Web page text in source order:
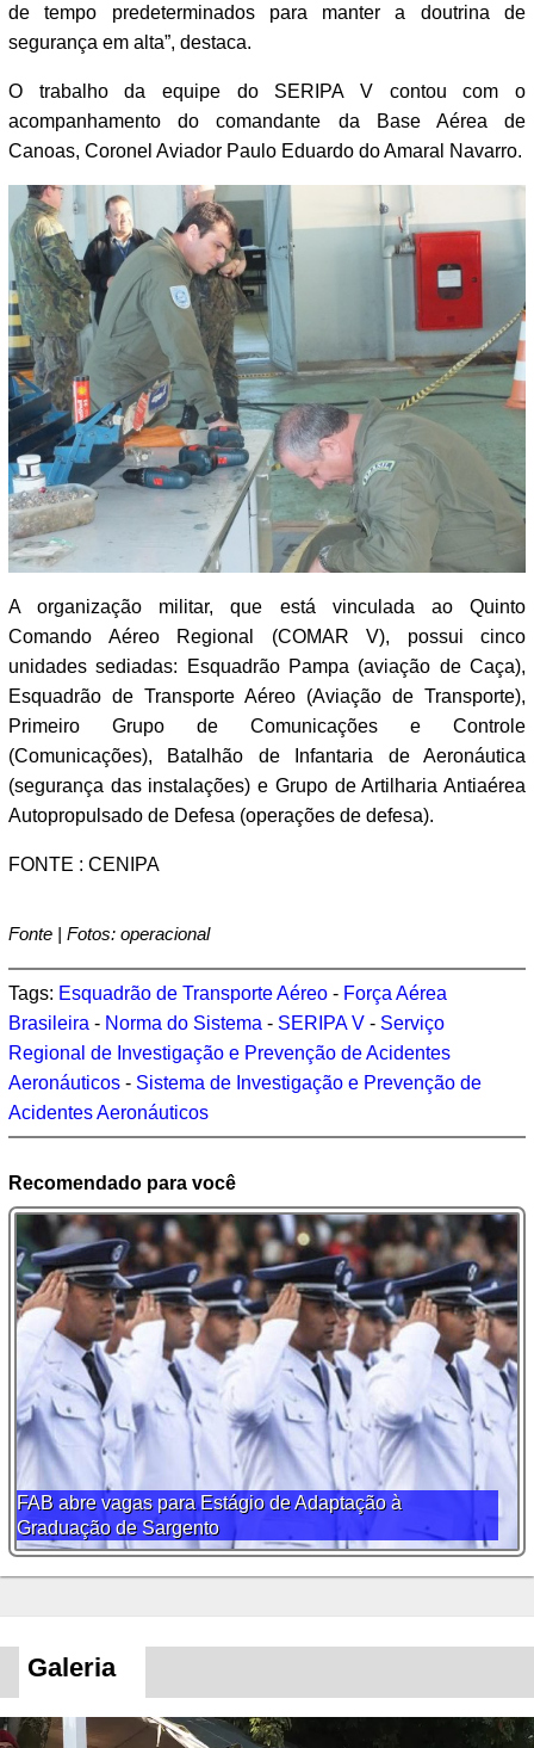
de tempo predeterminados para manter a doutrina de
segurança em alta”, destaca.
O trabalho da equipe do SERIPA V contou com o
acompanhamento do comandante da Base Aérea de
Canoas, Coronel Aviador Paulo Eduardo do Amaral Navarro.
A organização militar, que está vinculada ao Quinto
Comando Aéreo Regional (COMAR V), possui cinco
unidades sediadas: Esquadrão Pampa (aviação de Caça),
Esquadrão de Transporte Aéreo (Aviação de Transporte),
Primeiro Grupo de Comunicações e Controle
(Comunicações), Batalhão de Infantaria de Aeronáutica
(segurança das instalações) e Grupo de Artilharia Antiaérea
Autopropulsado de Defesa (operações de defesa).
FONTE : CENIPA
Fonte | Fotos: operacional
Tags: Esquadrão de Transporte Aéreo - Força Aérea
Brasileira - Norma do Sistema - SERIPA V - Serviço
Regional de Investigação e Prevenção de Acidentes
Aeronáuticos - Sistema de Investigação e Prevenção de
Acidentes Aeronáuticos
Recomendado para você
FAB abre vagas para Estágio de Adaptação à
Graduação de Sargento
Galeria